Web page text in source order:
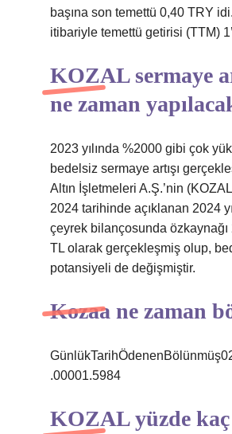
başına son temettü 0,40 TRY
itibariyle temettü getirisi (TTM)
KOZAL sermaye
ne zaman
2023 yılında %2000 gibi çok
bedelsiz sermaye artışı
Altın İşletmeleri A.Ş.’nin
2024 tarihinde açıklanan 2024
çeyrek bilançosunda
TL olarak gerçekleşmiş olup,
potansiyeli de değişmiştir.
Kozaa ne zaman
.00001.5984
KOZAL yüzde kaç